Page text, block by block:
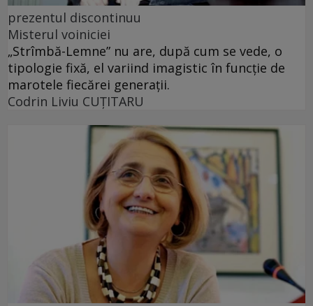
prezentul discontinuu
Misterul voiniciei
„Strîmbă-Lemne” nu are, după cum se vede, o
tipologie fixă, el variind imagistic în funcţie de
marotele fiecărei generaţii.
Codrin Liviu CUŢITARU